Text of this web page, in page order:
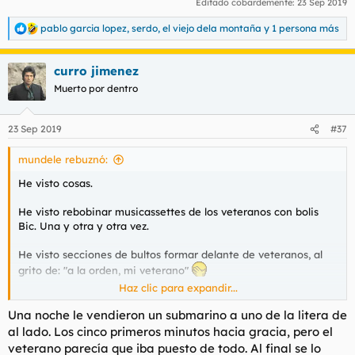
R
e
a
c
c
e
s
pablo garcia lopez, serdo, el viejo dela montaña y 1 persona más
curro jimenez
Muerto por dentro
23 Sep 2019 #37
mundele rebuznó:
He visto cosas.
He visto rebobinar musicassettes de los veteranos con bolis
Bic. Una y otra y otra vez.
He visto secciones de bultos formar delante de veteranos, al
grito de: "a la orden, mi veterano"
Y he visto a un sargento (Hola, Higinio) levantar las manos en
una fría noche pirenaica gritando ¡Para para, que soy yo!, al
querer sorprender a un centinela que, al escucharlo llegar
borracho, monta el Cetme con munición de guerra expulsando
Haz clic para expandir...
Una noche le vendieron un submarino a uno de la litera de
al lado. Los cinco primeros minutos hacia gracia, pero el
veterano parecía que iba puesto de todo. Al final se lo